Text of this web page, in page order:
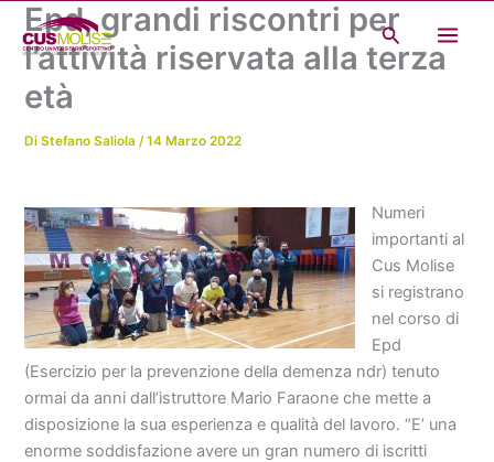
contenuto
Cerca
Epd, grandi riscontri per
l’attività riservata alla terza
età
DiStefano Saliola/14 Marzo 2022
Numeri
importanti al
Cus Molise
si registrano
nel corso di
Epd
(Esercizio per la prevenzione della demenza ndr) tenuto
ormai da anni dall’istruttore Mario Faraone che mette a
disposizione la sua esperienza e qualità del lavoro. “E’ una
enorme soddisfazione avere un gran numero di iscritti